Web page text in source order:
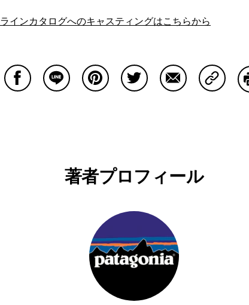
インカタログへのキャスティングはこちらから
著者プロフィール